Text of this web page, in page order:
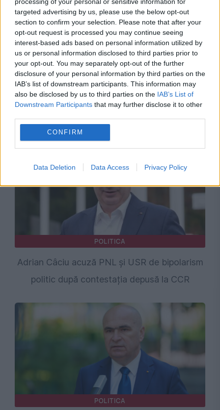
targeted advertising by us, please use the below opt-out
section to confirm your selection. Please note that after your
opt-out request is processed you may continue seeing
interest-based ads based on personal information utilized by
us or personal information disclosed to third parties prior to
your opt-out. You may separately opt-out of the further
disclosure of your personal information by third parties on the
IAB’s list of downstream participants. This information may
also be disclosed by us to third parties on the IAB’s List of
Downstream Participants that may further disclose it to other
CONFIRM
Data Deletion Data Access Privacy Policy
Recomandările noastre
POLITICA
Adrian Câciu acuză PNL și USR de bipolarism
politic după contestația depusă la CCR
POLITICA